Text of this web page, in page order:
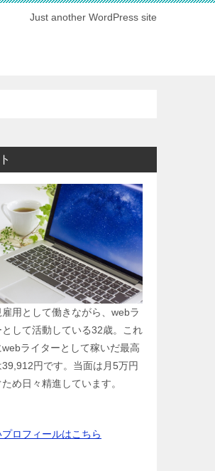
Just another WordPress site
用として働きながら、webラ
として活動している32歳。これ
webライターとして稼いだ最高
39,912円です。当面は月5万円
め日々精進しています。
ロフィールはこちら